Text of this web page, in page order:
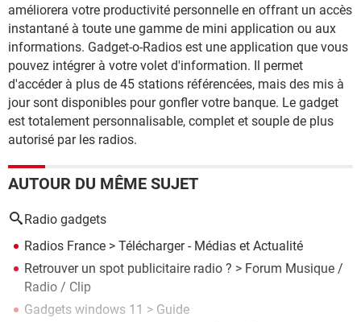
améliorera votre productivité personnelle en offrant un accès
instantané à toute une gamme de mini application ou aux
informations. Gadget-o-Radios est une application que vous
pouvez intégrer à votre volet d'information. Il permet
d'accéder à plus de 45 stations référencées, mais des mis à
jour sont disponibles pour gonfler votre banque. Le gadget
est totalement personnalisable, complet et souple de plus
autorisé par les radios.
AUTOUR DU MÊME SUJET
Radio gadgets
Radios France > Télécharger - Médias et Actualité
Retrouver un spot publicitaire radio ? > Forum Musique /
Radio / Clip
Gadgets windows 11 > Guide